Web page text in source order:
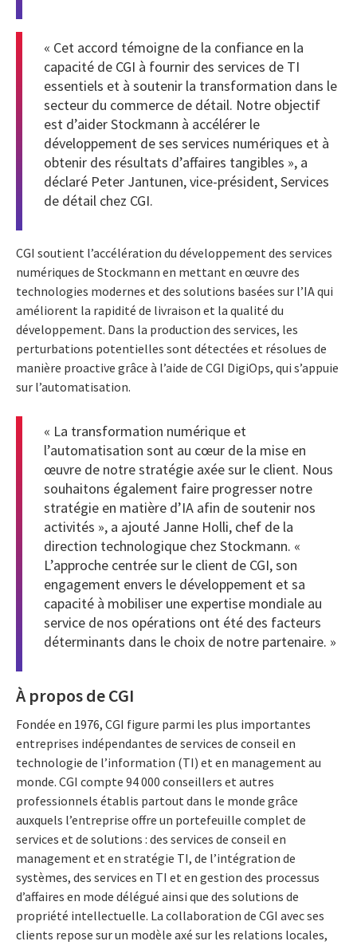
« Cet accord témoigne de la confiance en la
capacité de CGI à fournir des services de TI
essentiels et à soutenir la transformation dans le
secteur du commerce de détail. Notre objectif
est d’aider Stockmann à accélérer le
développement de ses services numériques et à
obtenir des résultats d’affaires tangibles », a
déclaré Peter Jantunen, vice-président, Services
de détail chez CGI.
CGI soutient l’accélération du développement des services
numériques de Stockmann en mettant en œuvre des
technologies modernes et des solutions basées sur l’IA qui
améliorent la rapidité de livraison et la qualité du
développement. Dans la production des services, les
perturbations potentielles sont détectées et résolues de
manière proactive grâce à l’aide de CGI DigiOps, qui s’appuie
sur l’automatisation.
« La transformation numérique et
l’automatisation sont au cœur de la mise en
œuvre de notre stratégie axée sur le client. Nous
souhaitons également faire progresser notre
stratégie en matière d’IA afin de soutenir nos
activités », a ajouté Janne Holli, chef de la
direction technologique chez Stockmann. «
L’approche centrée sur le client de CGI, son
engagement envers le développement et sa
capacité à mobiliser une expertise mondiale au
service de nos opérations ont été des facteurs
déterminants dans le choix de notre partenaire. »
À propos de CGI
Fondée en 1976, CGI figure parmi les plus importantes
entreprises indépendantes de services de conseil en
technologie de l’information (TI) et en management au
monde. CGI compte 94 000 conseillers et autres
professionnels établis partout dans le monde grâce
auxquels l’entreprise offre un portefeuille complet de
services et de solutions : des services de conseil en
management et en stratégie TI, de l’intégration de
systèmes, des services en TI et en gestion des processus
d’affaires en mode délégué ainsi que des solutions de
propriété intellectuelle. La collaboration de CGI avec ses
clients repose sur un modèle axé sur les relations locales,